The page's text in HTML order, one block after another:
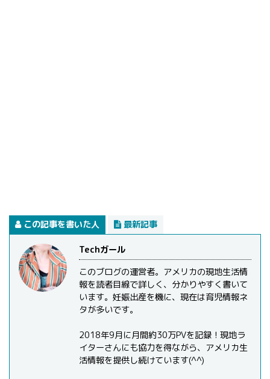
この記事を書いた人 最新記事
Techガール
このブログの運営者。アメリカの現地生活情
報を読者目線で詳しく、分かりやすく書いて
います。妊娠出産を機に、現在は育児情報ネ
タが多いです。
2018年9月に月間約30万PVを記録！現地ラ
イターさんにも協力を得ながら、アメリカ生
活情報を提供し続けています(^^)